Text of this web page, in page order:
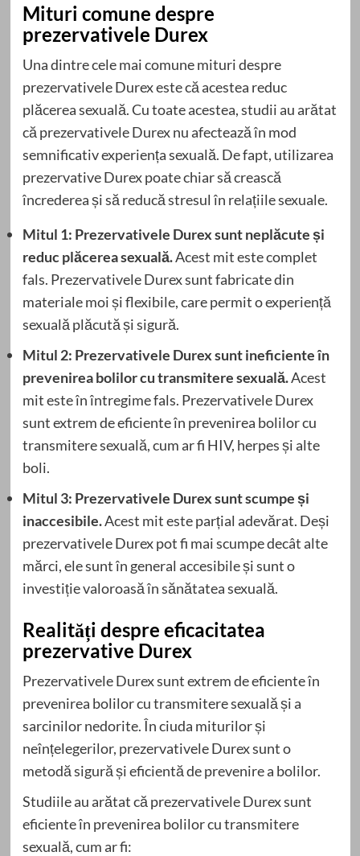
Mituri comune despre
prezervativele Durex
Una dintre cele mai comune mituri despre
prezervativele Durex este că acestea reduc
plăcerea sexuală. Cu toate acestea, studii au arătat
că prezervativele Durex nu afectează în mod
semnificativ experiența sexuală. De fapt, utilizarea
prezervative Durex poate chiar să crească
încrederea și să reducă stresul în relațiile sexuale.
Mitul 1: Prezervativele Durex sunt neplăcute și
reduc plăcerea sexuală.Acest mit este complet
fals. Prezervativele Durex sunt fabricate din
materiale moi și flexibile, care permit o experiență
sexuală plăcută și sigură.
Mitul 2: Prezervativele Durex sunt ineficiente în
prevenirea bolilor cu transmitere sexuală.Acest
mit este în întregime fals. Prezervativele Durex
sunt extrem de eficiente în prevenirea bolilor cu
transmitere sexuală, cum ar fi HIV, herpes și alte
boli.
Mitul 3: Prezervativele Durex sunt scumpe și
inaccesibile.Acest mit este parțial adevărat. Deși
prezervativele Durex pot fi mai scumpe decât alte
mărci, ele sunt în general accesibile și sunt o
investiție valoroasă în sănătatea sexuală.
Realități despre eficacitatea
prezervative Durex
Prezervativele Durex sunt extrem de eficiente în
prevenirea bolilor cu transmitere sexuală și a
sarcinilor nedorite. În ciuda miturilor și
neînțelegerilor, prezervativele Durex sunt o
metodă sigură și eficientă de prevenire a bolilor.
Studiile au arătat că prezervativele Durex sunt
eficiente în prevenirea bolilor cu transmitere
sexuală, cum ar fi: